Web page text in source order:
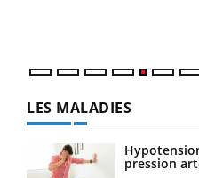
LES MALADIES
pression